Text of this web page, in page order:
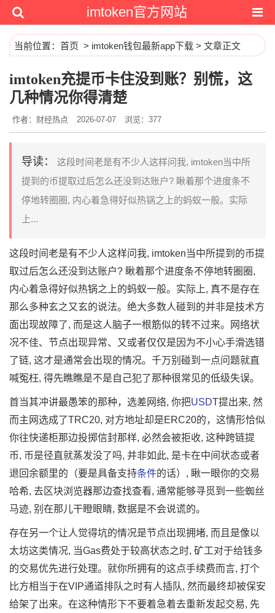
imtoken官方网站
当前位置： 首页 > imtoken钱包最新app下载 > 文章正文
imtoken充提币卡住没到账？别慌，这
几种情况你得清楚
作者：财经热点 2026-07-07 浏览：377
导读：
这段时间老是有不少人这样问我, imtoken当中所
提到的币提取过后怎么还没到达账户? 瞅着那个进度条不
停地转圈圈, 内心着急得好似热锅之上的蚂蚁一般。实际
上...
这段时间老是有不少人这样问我, imtoken当中所提到的币提
取过后怎么还没到达账户? 瞅着那个进度条不停地转圈圈,
内心着急得好似热锅之上的蚂蚁一般。实际上, 真不是存在
那么多种玄之又玄的说法。绝大多数人碰到的并非是技术方
面出现故障了, 而是这人脑子一根筋似的转不过来。网络状
况不佳、节点出现异常、又或者仅仅是因为不小心手滑选错
了链, 这才是通常会出现的情况。千万别碰到一点问题就直
喊冤枉, 得先瞧瞧是不是自己犯了那种很常见的低级失误。
首当其冲讲最愚笨的那种，选差网络, 你把USDT提出来, 然
而主网选成了TRC20, 对方地址却是ERC20的，这情形恰似
你往快递柜那边投掷信封那样, 必然会被拒收, 这种跨链提
币, 币是径直就蒸发没了吗, 并非如此, 是卡在中间状态或者
退回余额里的（要是具备支持条件的话）, 瞅一眼你的交易
哈希, 去区块浏览器那边查找查看, 通常能够寻觅到一些蜘丝
马迹, 别在那儿干瞪眼睛, 数据是不会说谎的。
存在另一个让人觉得坑的情况是节点出现拥堵, 而且是像以
太坊这类情况, 当Gas费处于较高状态之时, 矿工对于给钱多
的交易优先进行处理。就你所拥有的这点手续费而言, 打个
比方相当于在VIP通道排队之时有人插队, 然而最终却被保安
给架了出来。在这种情形下不要着急着去重新发起交易, 先